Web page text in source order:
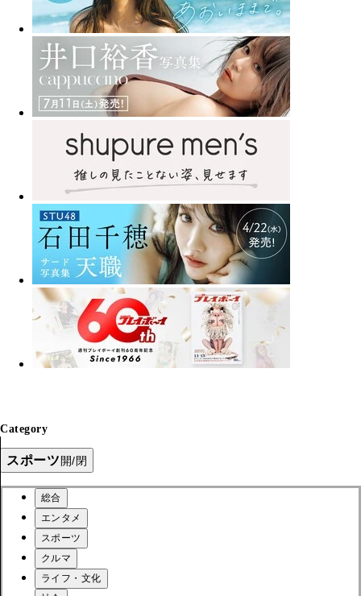
Category
スポーツ開/閉
総合
エンタメ
スポーツ
クルマ
ライフ・文化